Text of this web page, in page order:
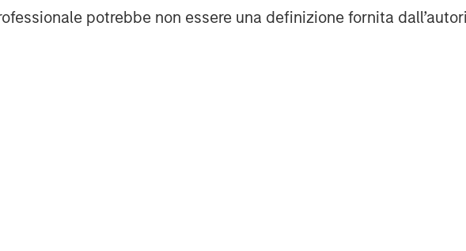
potrebbe non essere una definizione fornita